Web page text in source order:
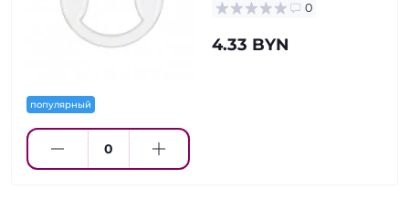
популярный
0
4.33 BYN